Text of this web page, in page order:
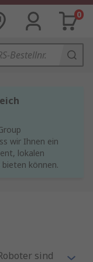
0
wir Ihnen ein
lokalen
können.
sind